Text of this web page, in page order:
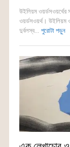
উইলিয়ম ওয়র্ডসওয়র্থের
ওয়র্ডসওয়র্থ। উইলিয়ম
দুর্বলস্ব... পুরোটা পড়ুন